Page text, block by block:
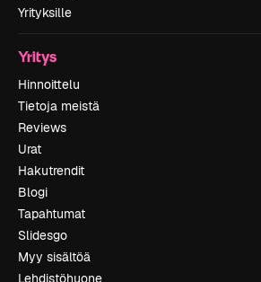
Yrityksille
Yritys
Hinnoittelu
Tietoja meistä
Reviews
Urat
Hakutrendit
Blogi
Tapahtumat
Slidesgo
Myy sisältöä
Lehdistöhuone